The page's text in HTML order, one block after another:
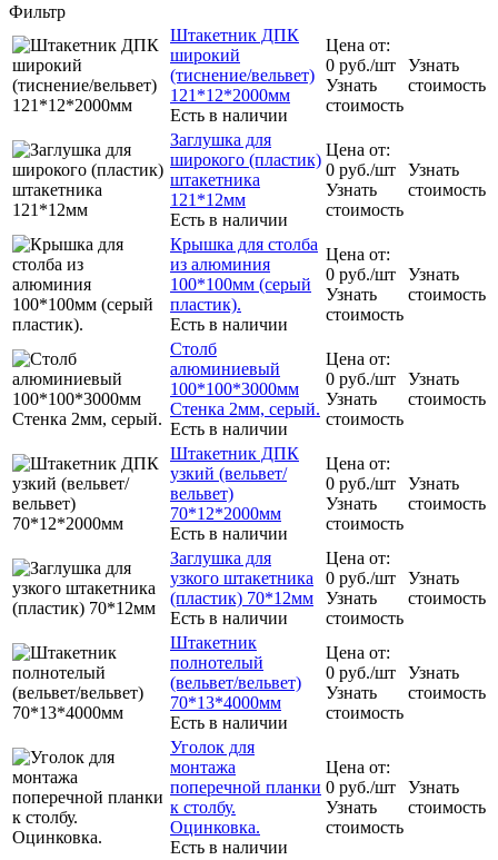
Фильтр
Штакетник ДПК
широкий
(тиснение/вельвет)
121*12*2000мм
Есть в наличии
Цена от:
0 руб./шт
Узнать
стоимость
Узнать
стоимость
Заглушка для
широкого (пластик)
штакетника
121*12мм
Есть в наличии
Цена от:
0 руб./шт
Узнать
стоимость
Узнать
стоимость
Крышка для столба
из алюминия
100*100мм (серый
пластик).
Есть в наличии
Цена от:
0 руб./шт
Узнать
стоимость
Узнать
стоимость
Столб
алюминиевый
100*100*3000мм
Стенка 2мм, серый.
Есть в наличии
Цена от:
0 руб./шт
Узнать
стоимость
Узнать
стоимость
Штакетник ДПК
узкий (вельвет/
вельвет)
70*12*2000мм
Есть в наличии
Цена от:
0 руб./шт
Узнать
стоимость
Узнать
стоимость
Заглушка для
узкого штакетника
(пластик) 70*12мм
Есть в наличии
Цена от:
0 руб./шт
Узнать
стоимость
Узнать
стоимость
Штакетник
полнотелый
(вельвет/вельвет)
70*13*4000мм
Есть в наличии
Цена от:
0 руб./шт
Узнать
стоимость
Узнать
стоимость
Уголок для
монтажа
поперечной планки
к столбу.
Оцинковка.
Есть в наличии
Цена от:
0 руб./шт
Узнать
стоимость
Узнать
стоимость